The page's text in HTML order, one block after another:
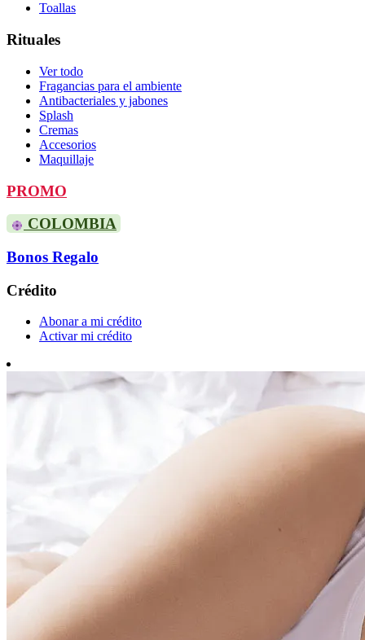
Toallas
Rituales
Ver todo
Fragancias para el ambiente
Antibacteriales y jabones
Splash
Cremas
Accesorios
Maquillaje
PROMO
COLOMBIA
Bonos Regalo
Crédito
Abonar a mi crédito
Activar mi crédito